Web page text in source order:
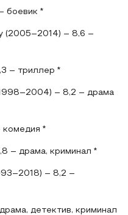
боевик *
(2005–2014) – 8,6 –
– триллер *
– 8,2 – драма
*
– драма, криминал *
– 8,2 –
детектив, криминал